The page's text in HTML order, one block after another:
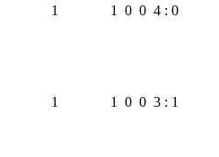
1 1 0 0 4 : 0
1 1 0 0 3 : 1